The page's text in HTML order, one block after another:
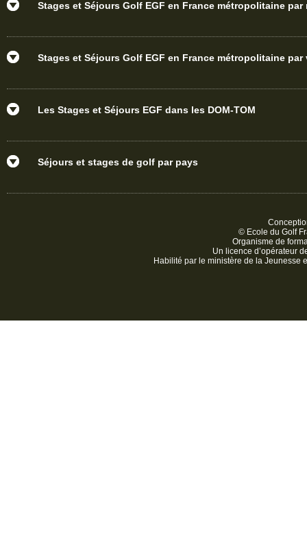
Stages et Séjours Golf EGF en France métropolitaine par
Stages et Séjours Golf EGF en France métropolitaine par
Les Stages et Séjours EGF dans les DOM-TOM
Séjours et stages de golf par pays
© Ecole du Golf
Organisme de
Un licence d’opérateur
Habilité par le ministère de la Jeunesse